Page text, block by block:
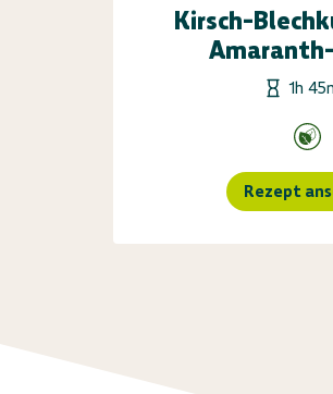
Kirsch-
1h
Rezept